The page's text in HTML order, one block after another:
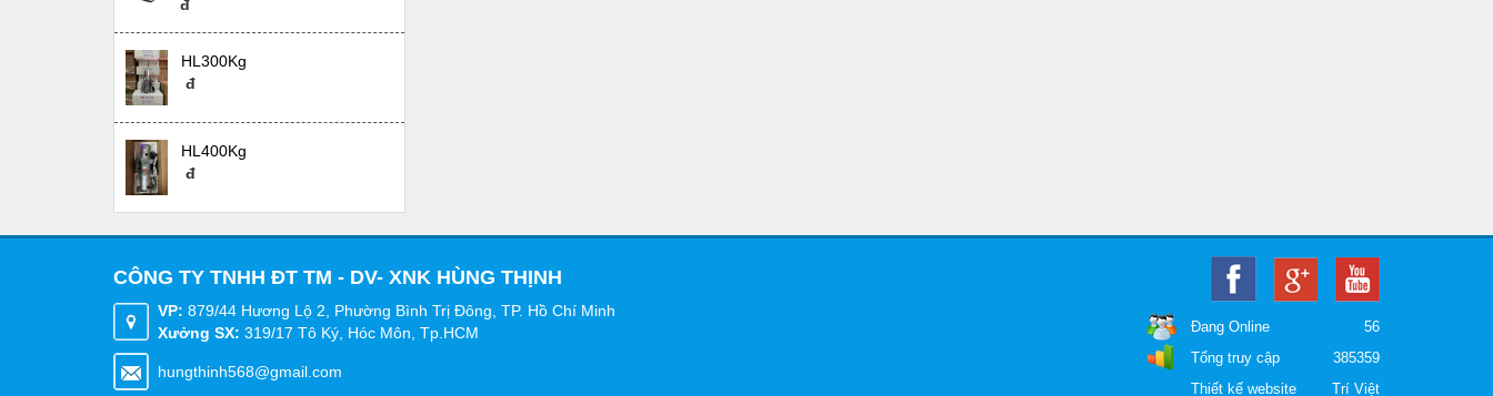
đ
HL300Kg
đ
HL400Kg
đ
CÔNG TY TNHH ĐT TM - DV- XNK HÙNG THỊNH
VP: 879/44 Hương Lộ 2, Phường Bình Trị Đông, TP. Hồ Chí Minh
Xưởng SX: 319/17 Tô Ký, Hóc Môn, Tp.HCM
hungthinh568@gmail.com
56
Đang Online
385359
Tổng truy cập
Trí Việt
Thiết kế website